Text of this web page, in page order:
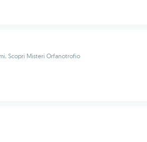
Scopri Misteri Orfanotrofio